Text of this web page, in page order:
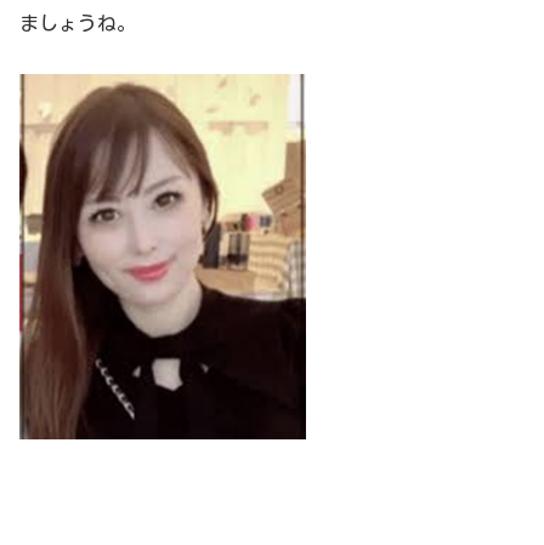
ましょうね。